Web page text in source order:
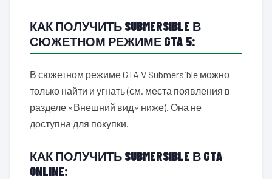
КАК ПОЛУЧИТЬ SUBMERSIBLE В
СЮЖЕТНОМ РЕЖИМЕ GTA 5:
В сюжетном режиме GTA V Submersible можно
только найти и угнать (см. места появления в
разделе «Внешний вид» ниже). Она не
доступна для покупки.
КАК ПОЛУЧИТЬ SUBMERSIBLE В GTA
ONLINE: